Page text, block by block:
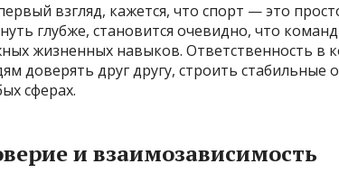
взгляд, кажется, что спорт — это
глубже, становится очевидно, что
жизненных навыков. Ответственность в
доверять друг другу, строить
сферах.
и взаимозависимость